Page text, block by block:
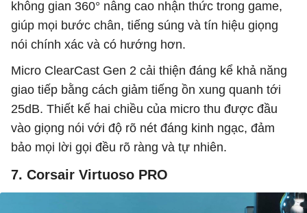
không gian 360° nâng cao nhận thức trong game,
giúp mọi bước chân, tiếng súng và tín hiệu giọng
nói chính xác và có hướng hơn.
Micro ClearCast Gen 2 cải thiện đáng kể khả năng
giao tiếp bằng cách giảm tiếng ồn xung quanh tới
25dB. Thiết kế hai chiều của micro thu được đầu
vào giọng nói với độ rõ nét đáng kinh ngạc, đảm
bảo mọi lời gọi đều rõ ràng và tự nhiên.
7. Corsair Virtuoso PRO